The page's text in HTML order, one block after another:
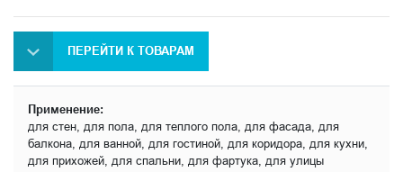
ПЕРЕЙТИ К ТОВАРАМ
Применение:
для стен, для пола, для теплого пола, для фасада, для
балкона, для ванной, для гостиной, для коридора, для кухни,
для прихожей, для спальни, для фартука, для улицы